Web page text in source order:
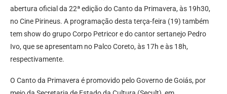
abertura oficial da 22ª edição do Canto da Primavera, às 19h30,
no Cine Pirineus. A programação desta terça-feira (19) também
tem show do grupo Corpo Petricor e do cantor sertanejo Pedro
Ivo, que se apresentam no Palco Coreto, às 17h e às 18h,
respectivamente.
O Canto da Primavera é promovido pelo Governo de Goiás, por